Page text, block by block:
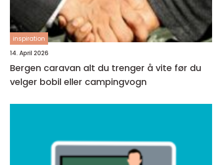
inspiration
14. April 2026
Bergen caravan alt du trenger å vite før du
velger bobil eller campingvogn